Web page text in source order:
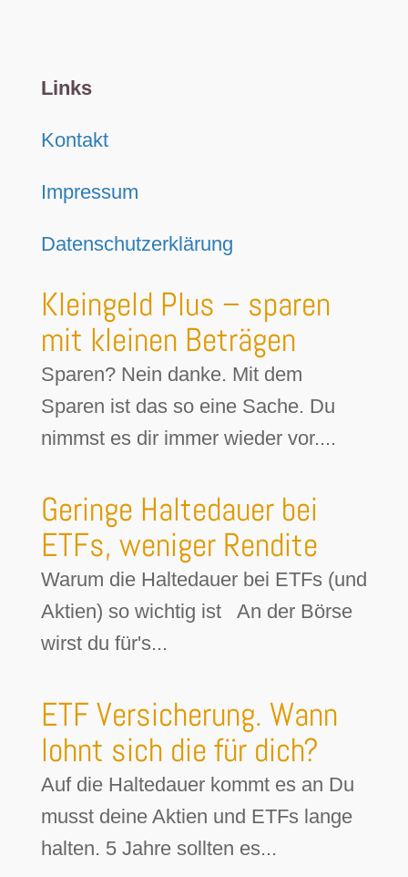
Links
Kontakt
Impressum
Datenschutzerklärung
Kleingeld Plus – sparen
mit kleinen Beträgen
Sparen? Nein danke. Mit dem
Sparen ist das so eine Sache. Du
nimmst es dir immer wieder vor....
Geringe Haltedauer bei
ETFs, weniger Rendite
Warum die Haltedauer bei ETFs (und
Aktien) so wichtig ist An der Börse
wirst du für's...
ETF Versicherung. Wann
lohnt sich die für dich?
Auf die Haltedauer kommt es an Du
musst deine Aktien und ETFs lange
halten. 5 Jahre sollten es...